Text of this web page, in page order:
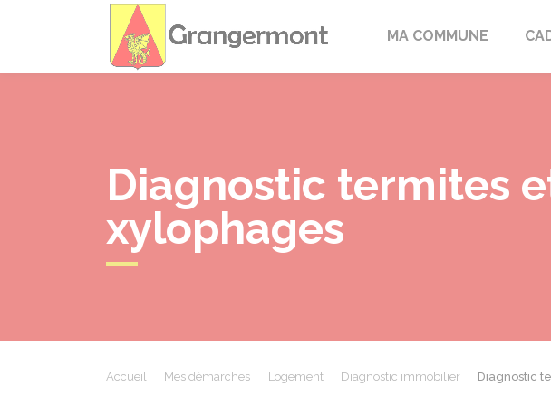
Grangermont
MA COMMUNE
Diagnostic termites
xylophages
Accueil Mes démarches Logement Diagnostic immobilier Diagnostic